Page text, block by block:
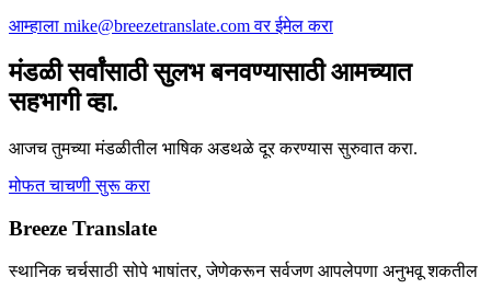
आम्हाला mike@breezetranslate.com वर ईमेल करा
मंडळी सर्वांसाठी सुलभ बनवण्यासाठी आमच्यात
सहभागी व्हा.
आजच तुमच्या मंडळीतील भाषिक अडथळे दूर करण्यास सुरुवात करा.
मोफत चाचणी सुरू करा
Breeze Translate
स्थानिक चर्चसाठी सोपे भाषांतर, जेणेकरून सर्वजण आपलेपणा अनुभवू शकतील